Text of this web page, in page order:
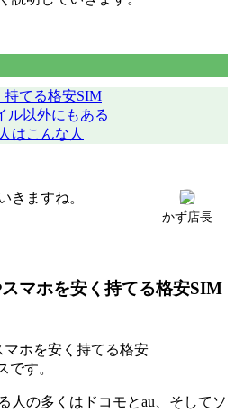
てる格安SIM
ル以外にもある
はこんな人
きますね。
かず店長
マホを安く持てる格安SIM
ホを安く持てる格安
です。
人の多くはドコモとau、そしてソ